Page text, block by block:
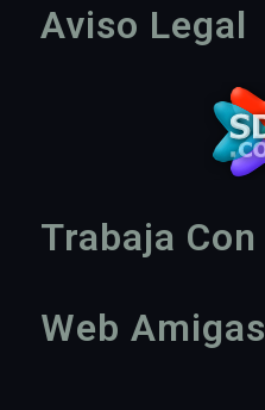
Aviso Legal
Trabaja
Web Amigas